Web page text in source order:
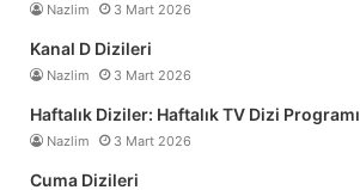
Nazlim 3 Mart 2026
Kanal D Dizileri
Nazlim 3 Mart 2026
Haftalık Diziler: Haftalık TV Dizi Programı
Nazlim 3 Mart 2026
Cuma Dizileri